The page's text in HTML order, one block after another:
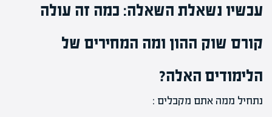
עכשיו נשאלת השאלה: כמה זה עולה
קורס שוק ההון ומה המחירים של
הלימודים האלה?
נתחיל ממה אתם מקבלים :